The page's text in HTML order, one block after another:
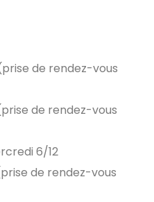
de rendez-vous
de rendez-vous
6/12
de rendez-vous